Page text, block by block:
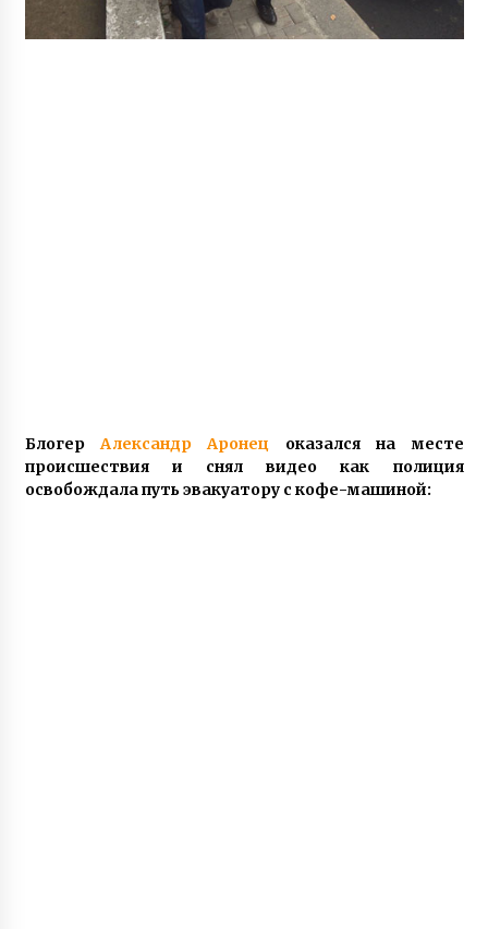
Блогер Александр Аронец оказался на месте
происшествия и снял видео как полиция
освобождала путь эвакуатору с кофе-машиной: